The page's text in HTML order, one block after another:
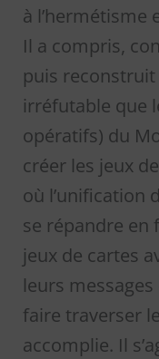
à l’hermétisme
Il a compris,
puis
irréfutable que
opératifs) du
créer les jeux
où l’unification
se répandre en
jeux de cartes
leurs
faire traverser
accomplie. Il